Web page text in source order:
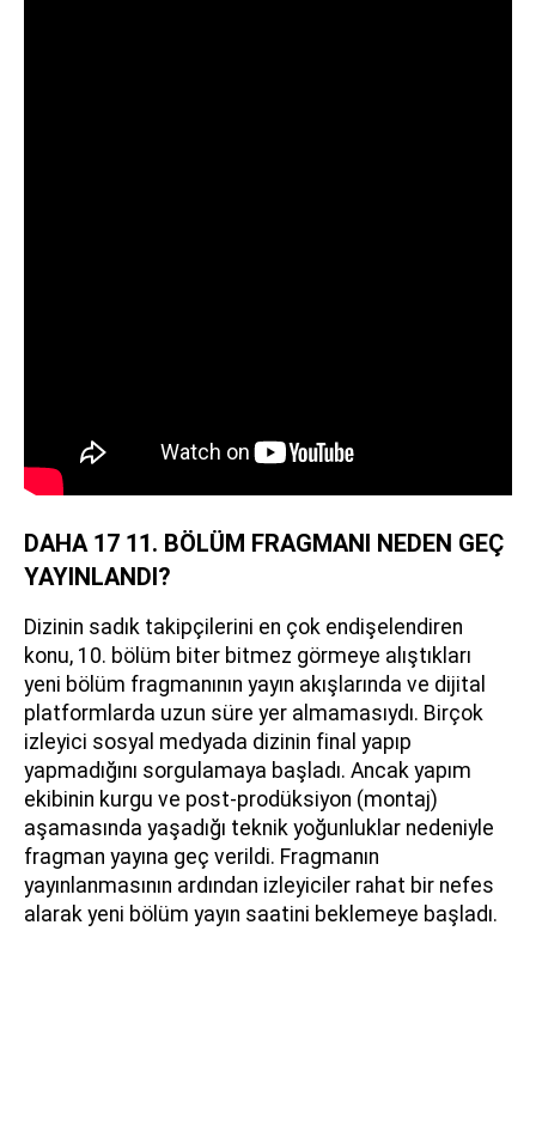
DAHA 17 11. BÖLÜM FRAGMANI NEDEN GEÇ
YAYINLANDI?
Dizinin sadık takipçilerini en çok endişelendiren
konu, 10. bölüm biter bitmez görmeye alıştıkları
yeni bölüm fragmanının yayın akışlarında ve dijital
platformlarda uzun süre yer almamasıydı. Birçok
izleyici sosyal medyada dizinin final yapıp
yapmadığını sorgulamaya başladı. Ancak yapım
ekibinin kurgu ve post-prodüksiyon (montaj)
aşamasında yaşadığı teknik yoğunluklar nedeniyle
fragman yayına geç verildi. Fragmanın
yayınlanmasının ardından izleyiciler rahat bir nefes
alarak yeni bölüm yayın saatini beklemeye başladı.